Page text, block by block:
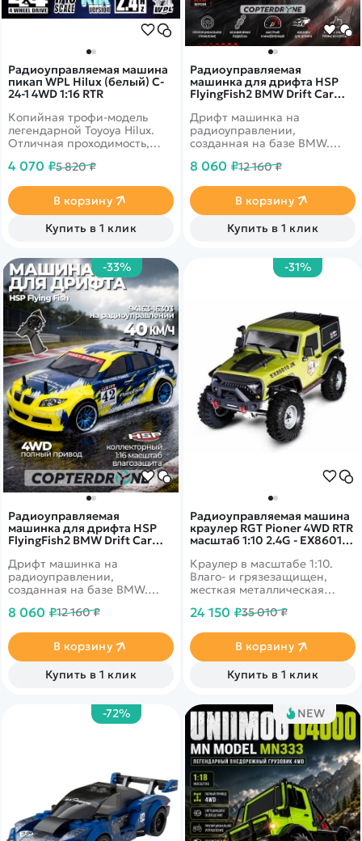
Радиоуправляемая машина
пикап WPL Hilux (белый) C-
24-1 4WD 1:16 RTR
Копийная трофи-модель
легендарной Toyoya Hilux.
Отличная проходимость,
постоянный полный привод
мир бездорожья. Модель
выполнена в белом цвете.
4 070 ₽5 820 ₽
В корзину
Купить в 1 клик
Радиоуправляемая
машинка для дрифта HSP
FlyingFish2 BMW Drift Car
Дрифт машинка на
радиоуправлении,
созданная на базе BMW.
батарея установлена NiMh с
игры достигает 20 минут.
Высокая детализация. С
машинкой можно играть как
дома, так и на улице в сухую
8 060 ₽12 160 ₽
В корзину
Купить в 1 клик
-33%
Радиоуправляемая
машинка для дрифта HSP
FlyingFish2 BMW Drift Car
Дрифт машинка на
радиоуправлении,
созданная на базе BMW.
батарея установлена NiMh с
игры достигает 20 минут.
Высокая детализация. С
машинкой можно играть как
дома, так и на улице в сухую
8 060 ₽12 160 ₽
В корзину
Купить в 1 клик
-31%
Радиоуправляемая машина
краулер RGT Pioner 4WD RTR
масштаб 1:10 2.4G - EX86010-
Краулер в масштабе 1:10.
Влаго- и грязезащищен,
жесткая металлическая
попадания воды и песка.
Подходит для эксплуатации
в сложных условиях. Кузов
зелёного цвета.
24 150 ₽35 010 ₽
В корзину
Купить в 1 клик
-72% NEW